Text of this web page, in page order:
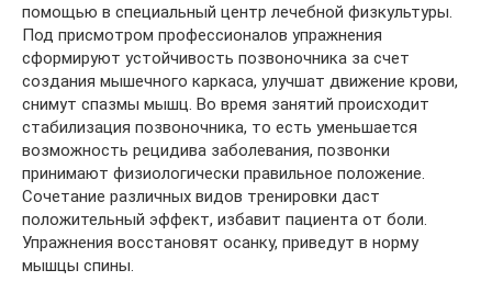
помощью в специальный центр лечебной физкультуры.
Под присмотром профессионалов упражнения
сформируют устойчивость позвоночника за счет
создания мышечного каркаса, улучшат движение крови,
снимут спазмы мышц. Во время занятий происходит
стабилизация позвоночника, то есть уменьшается
возможность рецидива заболевания, позвонки
принимают физиологически правильное положение.
Сочетание различных видов тренировки даст
положительный эффект, избавит пациента от боли.
Упражнения восстановят осанку, приведут в норму
мышцы спины.